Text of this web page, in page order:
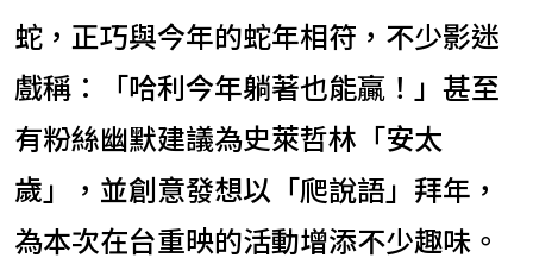
蛇，正巧與今年的蛇年相符，不少影迷
戲稱：「哈利今年躺著也能贏！」甚至
有粉絲幽默建議為史萊哲林「安太
歲」，並創意發想以「爬說語」拜年，
為本次在台重映的活動增添不少趣味。